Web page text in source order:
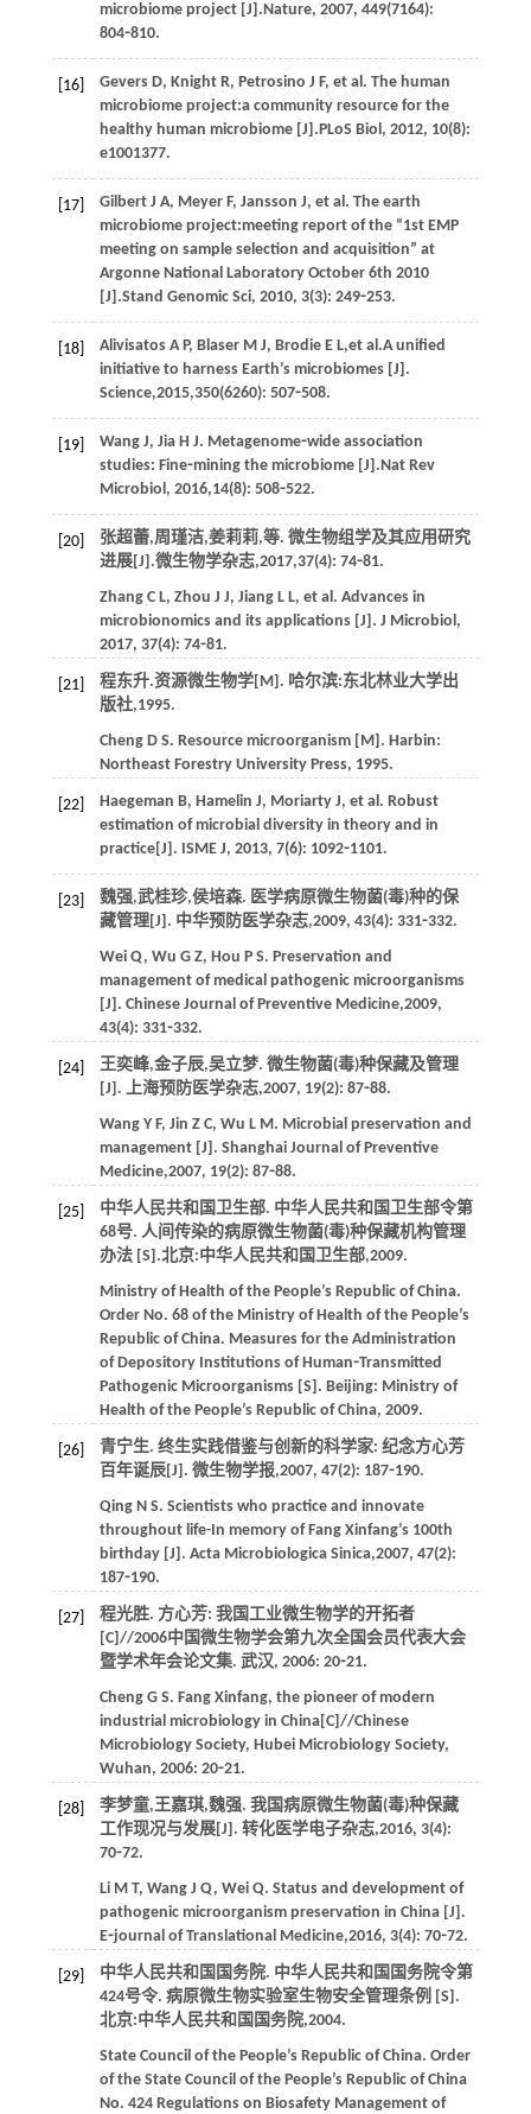
microbiome project [J].Nature, 2007, 449(7164):
804⁃810.
[16] Gevers D, Knight R, Petrosino J F, et al. The human
microbiome project:a community resource for the
healthy human microbiome [J].PLoS Biol, 2012, 10(8):
e1001377.
[17] Gilbert J A, Meyer F, Jansson J, et al. The earth
microbiome project:meeting report of the “1st EMP
meeting on sample selection and acquisition” at
Argonne National Laboratory October 6th 2010
[J].Stand Genomic Sci, 2010, 3(3): 249⁃253.
[18] Alivisatos A P, Blaser M J, Brodie E L,et al.A unified
initiative to harness Earth’s microbiomes [J].
Science,2015,350(6260): 507⁃508.
[19] Wang J, Jia H J. Metagenome⁃wide association
studies: Fine⁃mining the microbiome [J].Nat Rev
Microbiol, 2016,14(8): 508⁃522.
[20] 张超蕾,周瑾洁,姜莉莉,等. 微生物组学及其应用研究
进展[J].微生物学杂志,2017,37(4): 74⁃81.
Zhang C L, Zhou J J, Jiang L L, et al. Advances in
microbionomics and its applications [J]. J Microbiol,
2017, 37(4): 74⁃81.
[21] 程东升.资源微生物学[M]. 哈尔滨:东北林业大学出
版社,1995.
Cheng D S. Resource microorganism[M]. Harbin:
Northeast Forestry University Press, 1995.
[22] Haegeman B, Hamelin J, Moriarty J, et al. Robust
estimation of microbial diversity in theory and in
practice[J]. ISME J, 2013, 7(6): 1092⁃1101.
[23]
魏强,武桂珍,侯培森. 医学病原微生物菌(毒)种的保
藏管理[J]. 中华预防医学杂志,2009, 43(4): 331⁃332.
Wei Q, Wu G Z, Hou P S. Preservation and
management of medical pathogenic microorganisms
[J]. Chinese Journal of Preventive Medicine,2009,
43(4): 331⁃332.
[24]
王奕峰,金子辰,吴立梦. 微生物菌(毒)种保藏及管理
[J]. 上海预防医学杂志,2007, 19(2): 87⁃88.
Wang Y F, Jin Z C, Wu L M. Microbial preservation and
management [J]. Shanghai Journal of Preventive
Medicine,2007, 19(2): 87⁃88.
[25] 中华人民共和国卫生部. 中华人民共和国卫生部令第
68号. 人间传染的病原微生物菌(毒)种保藏机构管理
办法[S].北京:中华人民共和国卫生部,2009.
Ministry of Health of the People’s Republic of China.
Order No. 68 of the Ministry of Health of the People’s
Republic of China. Measures for the Administration
of Depository Institutions of Human⁃Transmitted
Pathogenic Microorganisms[S]. Beijing: Ministry of
Health of the People’s Republic of China, 2009.
[26]
青宁生. 终生实践借鉴与创新的科学家: 纪念方心芳
百年诞辰[J]. 微生物学报,2007, 47(2): 187⁃190.
Qing N S. Scientists who practice and innovate
throughout life-In memory of Fang Xinfang’s 100th
birthday [J]. Acta Microbiologica Sinica,2007, 47(2):
187⁃190.
[27]
程光胜. 方心芳: 我国工业微生物学的开拓者
[C]//2006中国微生物学会第九次全国会员代表大会
暨学术年会论文集. 武汉, 2006: 20⁃21.
Cheng G S. Fang Xinfang, the pioneer of modern
industrial microbiology in China[C]//Chinese
Microbiology Society, Hubei Microbiology Society,
Wuhan, 2006: 20⁃21.
[28]
李梦童,王嘉琪,魏强. 我国病原微生物菌(毒)种保藏
工作现况与发展[J]. 转化医学电子杂志,2016, 3(4):
70⁃72.
Li M T, Wang J Q, Wei Q. Status and development of
pathogenic microorganism preservation in China [J].
E⁃journal of Translational Medicine,2016, 3(4): 70⁃72.
[29] 中华人民共和国国务院. 中华人民共和国国务院令第
424号令. 病原微生物实验室生物安全管理条例 [S].
北京:中华人民共和国国务院,2004.
State Council of the People’s Republic of China. Order
of the State Council of the People’s Republic of China
No. 424 Regulations on Biosafety Management of